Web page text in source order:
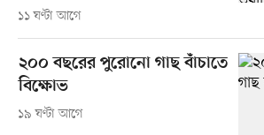
১১ ঘণ্টা আগে
২০০ বছরের পুরোনো গাছ বাঁচাতে
বিক্ষোভ
১৯ ঘণ্টা আগে